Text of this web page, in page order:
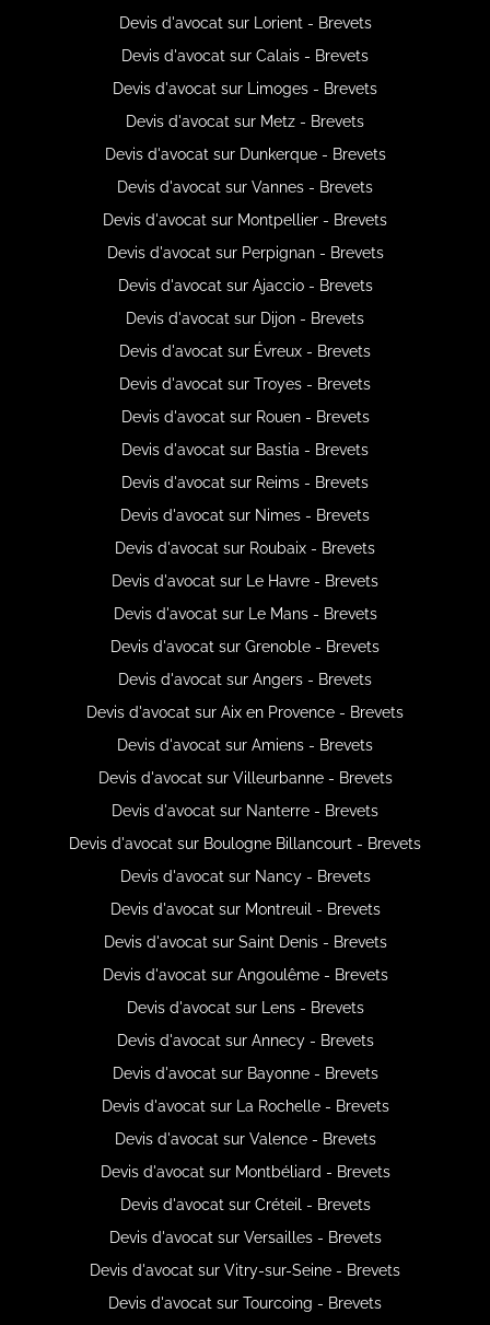
Devis d'avocat sur Lorient - Brevets
Devis d'avocat sur Calais - Brevets
Devis d'avocat sur Limoges - Brevets
Devis d'avocat sur Metz - Brevets
Devis d'avocat sur Dunkerque - Brevets
Devis d'avocat sur Vannes - Brevets
Devis d'avocat sur Montpellier - Brevets
Devis d'avocat sur Perpignan - Brevets
Devis d'avocat sur Ajaccio - Brevets
Devis d'avocat sur Dijon - Brevets
Devis d'avocat sur Évreux - Brevets
Devis d'avocat sur Troyes - Brevets
Devis d'avocat sur Rouen - Brevets
Devis d'avocat sur Bastia - Brevets
Devis d'avocat sur Reims - Brevets
Devis d'avocat sur Nimes - Brevets
Devis d'avocat sur Roubaix - Brevets
Devis d'avocat sur Le Havre - Brevets
Devis d'avocat sur Le Mans - Brevets
Devis d'avocat sur Grenoble - Brevets
Devis d'avocat sur Angers - Brevets
Devis d'avocat sur Aix en Provence - Brevets
Devis d'avocat sur Amiens - Brevets
Devis d'avocat sur Villeurbanne - Brevets
Devis d'avocat sur Nanterre - Brevets
Devis d'avocat sur Boulogne Billancourt - Brevets
Devis d'avocat sur Nancy - Brevets
Devis d'avocat sur Montreuil - Brevets
Devis d'avocat sur Saint Denis - Brevets
Devis d'avocat sur Angoulême - Brevets
Devis d'avocat sur Lens - Brevets
Devis d'avocat sur Annecy - Brevets
Devis d'avocat sur Bayonne - Brevets
Devis d'avocat sur La Rochelle - Brevets
Devis d'avocat sur Valence - Brevets
Devis d'avocat sur Montbéliard - Brevets
Devis d'avocat sur Créteil - Brevets
Devis d'avocat sur Versailles - Brevets
Devis d'avocat sur Vitry-sur-Seine - Brevets
Devis d'avocat sur Tourcoing - Brevets